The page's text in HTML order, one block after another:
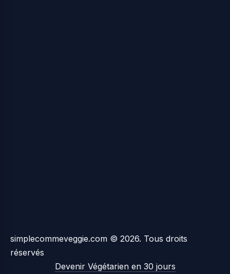
simplecommeveggie.com © 2026. Tous droits
réservés
Devenir Végétarien en 30 jours